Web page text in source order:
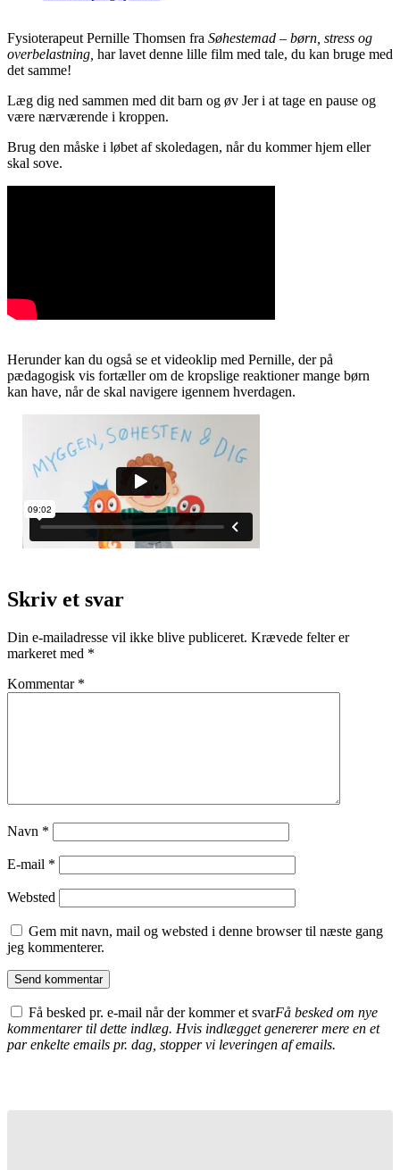
Fysioterapeut Pernille Thomsen fra Søhestemad – børn, stress og
overbelastning, har lavet denne lille film med tale, du kan bruge med
det samme!
Læg dig ned sammen med dit barn og øv Jer i at tage en pause og
være nærværende i kroppen.
Brug den måske i løbet af skoledagen, når du kommer hjem eller
skal sove.
Herunder kan du også se et videoklip med Pernille, der på
pædagogisk vis fortæller om de kropslige reaktioner mange børn
kan have, når de skal navigere igennem hverdagen.
Skriv et svar
Din e-mailadresse vil ikke blive publiceret. Krævede felter er
markeret med *
Kommentar *
Navn *
E-mail *
Websted
Gem mit navn, mail og websted i denne browser til næste gang
jeg kommenterer.
Få besked pr. e-mail når der kommer et svarFå besked om nye
kommentarer til dette indlæg. Hvis indlægget genererer mere en et
par enkelte emails pr. dag, stopper vi leveringen af emails.